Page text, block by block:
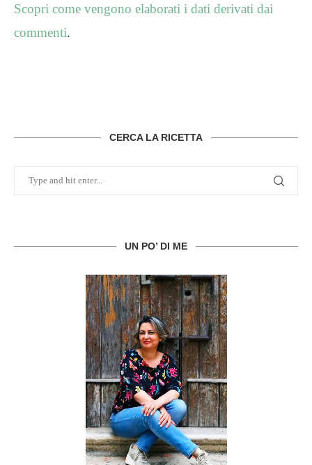
Scopri come vengono elaborati i dati derivati dai
commenti.
CERCA LA RICETTA
UN PO’ DI ME